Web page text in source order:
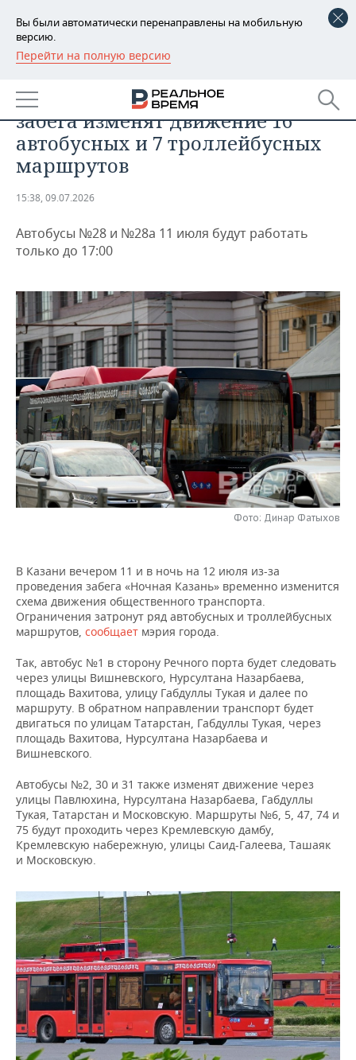
Вы были автоматически перенаправлены на мобильную
версию.
Перейти на полную версию
РЕГИОНЫ
БАШКОРТОСТАН
ТАТАРСТАН
УДМУРТИЯ
НОВОСТИ
АНАЛИТИКА
НОВОСТИ АНАЛИТИКИ
ДЕКЛАРАЦИИ О ДОХОДАХ
КОРОЛИ ГОСЗАКАЗА ПФО
КОМУ ПРИНАДЛЕЖАТ
ТОРГОВЫЕ ЦЕНТРЫ
ТАТАРСТАНА
ЭКОНОМИКА
НОВОСТИ ЭКОНОМИКИ
ФИНАНСЫ
БЮДЖЕТ
ИНВЕСТИЦИИ
ПРОМЫШЛЕННОСТЬ
НОВОСТИ
ПРОМЫШЛЕННОСТИ
АГРОПРОМ
МАШИНОСТРОЕНИЕ
НЕФТЕХИМИЯ
НЕФТЬ
ОПК
ЭНЕРГЕТИКА
НЕДВИЖИМОСТЬ
НОВОСТИ АВТО
БИЗНЕС
НОВОСТИ БИЗНЕСА
РОЗНИЧНАЯ ТОРГОВЛЯ
ТРАНСПОРТ
УСЛУГИ
ТЕХНОЛОГИИ
НОВОСТИ ТЕХНОЛОГИЙ
IT
МЕДИА
ТЕЛЕКОММУНИКАЦИИ
МЕРОПРИЯТИЯ
НОВОСТИ МЕРОПРИЯТИЙ
ВЫЕЗДНАЯ РЕДАКЦИЯ
БИЗНЕС-БРАНЧИ
ОТКРЫТАЯ ЛЕКЦИЯ
СПОРТ
НОВОСТИ СПОРТА
ФУТБОЛ
БАСКЕТБОЛ
ВОЛЕЙБОЛ
КИБЕРСПОРТ
ФИГУРНОЕ КАТАНИЕ
ВОДНЫЕ ВИДЫ СПОРТА
ХОККЕЙ С МЯЧОМ
ОБЩЕСТВО
НОВОСТИ ОБЩЕСТВА
ИНФРАСТРУКТУРА
ИСТОРИЯ
КУЛЬТУРА
МЕДИЦИНА
ОБРАЗОВАНИЕ
ПРОИСШЕСТВИЯ
ФОТОГАЛЕРЕЯ
СПРАВОЧНИК
СПИСОК ПЕРСОН
СПИСОК КОМПАНИЙ
ПОЛНАЯ ВЕРСИЯ
В Казани на время ночного
забега изменят движение 16
автобусных и 7 троллейбусных
маршрутов
15:38, 09.07.2026
Автобусы №28 и №28а 11 июля будут работать
только до 17:00
Фото: Динар Фатыхов
В Казани вечером 11 и в ночь на 12 июля из-за
проведения забега «Ночная Казань» временно изменится
схема движения общественного транспорта.
Ограничения затронут ряд автобусных и троллейбусных
маршрутов, сообщает мэрия города.
Так, автобус №1 в сторону Речного порта будет следовать
через улицы Вишневского, Нурсултана Назарбаева,
площадь Вахитова, улицу Габдуллы Тукая и далее по
маршруту. В обратном направлении транспорт будет
двигаться по улицам Татарстан, Габдуллы Тукая, через
площадь Вахитова, Нурсултана Назарбаева и
Вишневского.
Автобусы №2, 30 и 31 также изменят движение через
улицы Павлюхина, Нурсултана Назарбаева, Габдуллы
Тукая, Татарстан и Московскую. Маршруты №6, 5, 47, 74 и
75 будут проходить через Кремлевскую дамбу,
Кремлевскую набережную, улицы Саид-Галеева, Ташаяк
и Московскую.